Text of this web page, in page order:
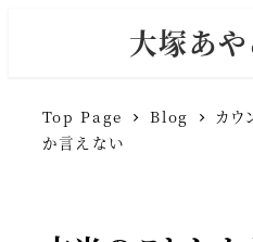
大塚あ
Top Page Blog カウ
か言えない